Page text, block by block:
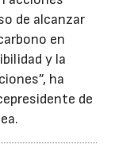
de alcanzar
en
y la
ha
de